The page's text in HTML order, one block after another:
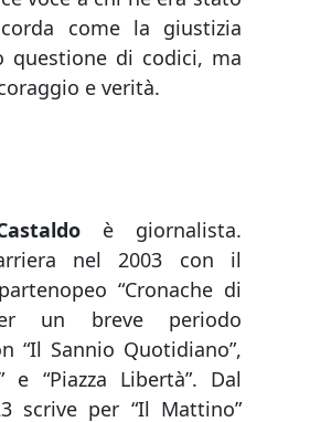
come la giustizia
questione di codici, ma
e verità.
è giornalista.
nel 2003 con il
“Cronache di
un breve periodo
“Il Sannio Quotidiano”,
e “Piazza Libertà”. Dal
scrive per “Il Mattino”